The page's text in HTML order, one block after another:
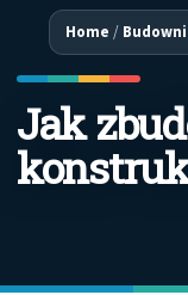
Home /
Jak